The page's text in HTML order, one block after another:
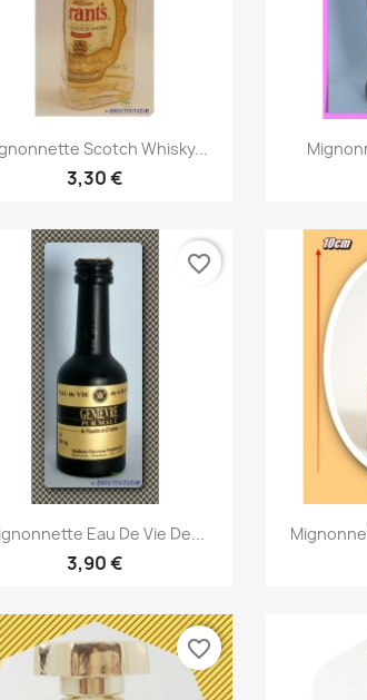
Aperçu rapide
Scotch Whisky...
3,30 €

Aperçu rapide
Eau De Vie De...
3,90 €
favorite_border

favorite_border